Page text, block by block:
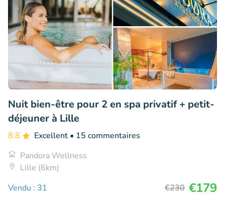
Nuit bien-être pour 2 en spa privatif + petit-
déjeuner à Lille
8.8 Excellent • 15 commentaires
Pandora Wellness
Lille (6km)
Vendu : 31
€230 €179